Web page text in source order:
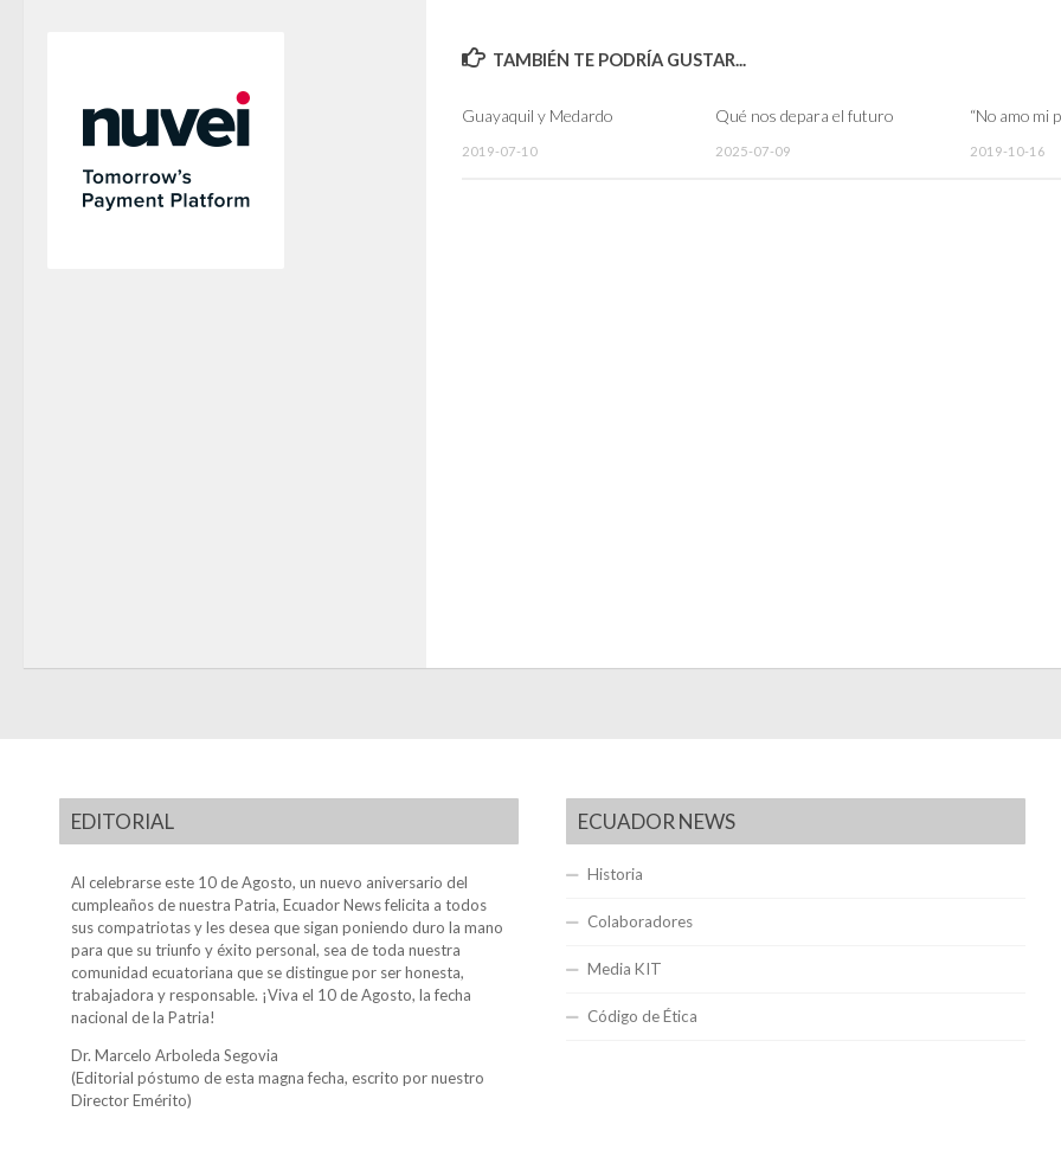
TAMBIÉN TE PODRÍA GUSTAR...
Guayaquil y Medardo
2019-07-10
Qué nos depara el futuro
2025-07-09
“No amo mi
2019-10-16
EDITORIAL
Al celebrarse este 10 de Agosto, un nuevo aniversario del
cumpleaños de nuestra Patria, Ecuador News felicita a todos
sus compatriotas y les desea que sigan poniendo duro la mano
para que su triunfo y éxito personal, sea de toda nuestra
comunidad ecuatoriana que se distingue por ser honesta,
trabajadora y responsable. ¡Viva el 10 de Agosto, la fecha
nacional de la Patria!
Dr. Marcelo Arboleda Segovia
(Editorial póstumo de esta magna fecha, escrito por nuestro
Director Emérito)
ECUADOR NEWS
Historia
Colaboradores
Media KIT
Código de Ética